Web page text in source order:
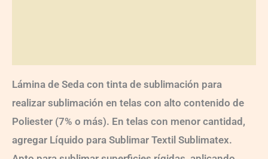
Lámina de Seda con tinta de sublimación para
realizar sublimación en telas con alto contenido de
Poliester (7% o más). En telas con menor cantidad,
agregar Líquido para Sublimar Textil Sublimatex.